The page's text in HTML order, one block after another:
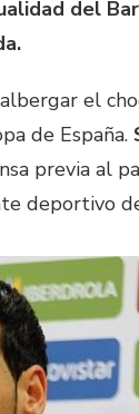
del
el
de España.
previa al
deportivo